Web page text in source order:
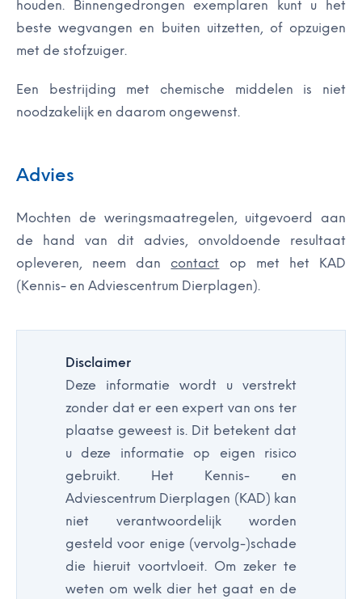
houden. Binnengedrongen exemplaren kunt u het
beste wegvangen en buiten uitzetten, of opzuigen
met de stofzuiger.
Een bestrijding met chemische middelen is niet
noodzakelijk en daarom ongewenst.
Advies
Mochten de weringsmaatregelen, uitgevoerd aan
de hand van dit advies, onvoldoende resultaat
opleveren, neem dan contact op met het KAD
(Kennis- en Adviescentrum Dierplagen).
Disclaimer
Deze informatie wordt u verstrekt
zonder dat er een expert van ons ter
plaatse geweest is. Dit betekent dat
u deze informatie op eigen risico
gebruikt. Het Kennis- en
Adviescentrum Dierplagen (KAD) kan
niet verantwoordelijk worden
gesteld voor enige (vervolg-)schade
die hieruit voortvloeit. Om zeker te
weten om welk dier het gaat en de